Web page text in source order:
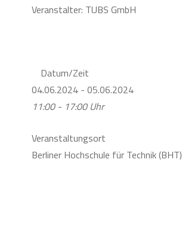
Veranstalter: TUBS GmbH
Datum/Zeit
04.06.2024 - 05.06.2024
11:00 - 17:00 Uhr
Veranstaltungsort
Berliner Hochschule für Technik (BHT)